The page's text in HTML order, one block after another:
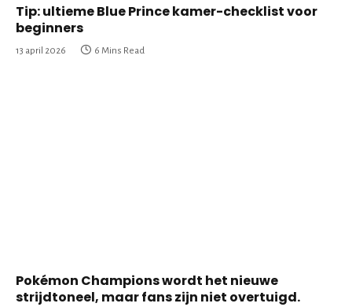
Tip: ultieme Blue Prince kamer-checklist voor
beginners
13 april 2026 6 Mins Read
Pokémon Champions wordt het nieuwe
strijdtoneel, maar fans zijn niet overtuigd.